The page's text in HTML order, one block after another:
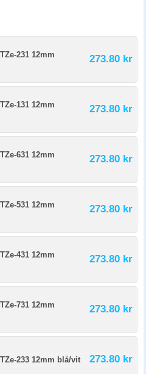
231 12mm
273.80 kr
131 12mm
273.80 kr
631 12mm
273.80 kr
531 12mm
273.80 kr
431 12mm
273.80 kr
731 12mm
273.80 kr
233 12mm blå/vit 273.80 kr